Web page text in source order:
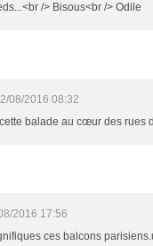
/> Bisous<br /> Odile
08/2016 08:32
balade au cœur des rues
2016 17:56
ces balcons